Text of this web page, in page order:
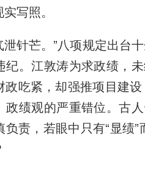
写照。
泄针芒。”八项规定出台
。江敦涛为求政绩，
政吃紧，却强推项目建
绩观的严重错位。古
责，若眼中只有“显绩”